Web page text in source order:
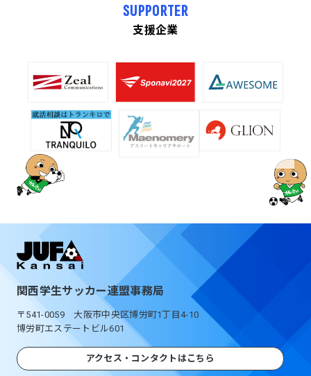
SUPPORTER
支援企業
関西学生サッカー連盟事務局
〒541-0059 大阪市中央区博労町1丁目4-10
博労町エステートビル601
アクセス・コンタクトはこちら